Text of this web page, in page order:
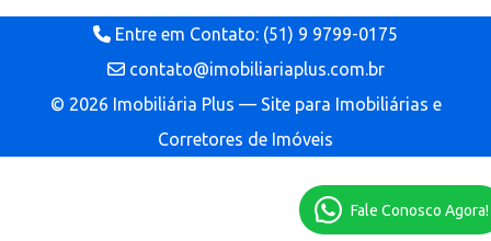
Entre em Contato: (51) 9 9799-0175
contato@imobiliariaplus.com.br
© 2026 Imobiliária Plus — Site para Imobiliárias e
Corretores de Imóveis
Fale Conosco Agora!